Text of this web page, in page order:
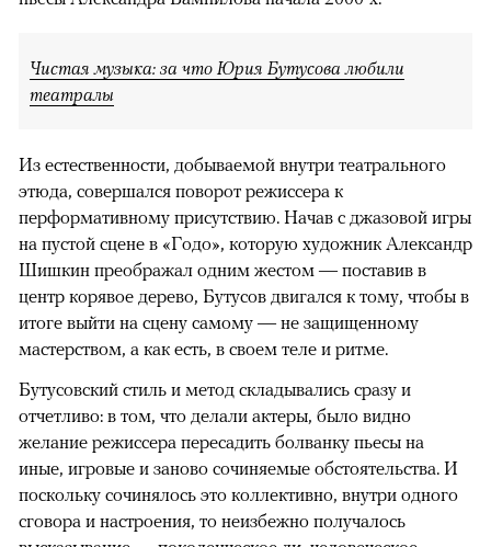
Чистая музыка: за что Юрия Бутусова любили
театралы
Из естественности, добываемой внутри театрального
этюда, совершался поворот режиссера к
перформативному присутствию. Начав с джазовой игры
на пустой сцене в «Годо», которую художник Александр
Шишкин преображал одним жестом — поставив в
центр корявое дерево, Бутусов двигался к тому, чтобы в
итоге выйти на сцену самому — не защищенному
мастерством, а как есть, в своем теле и ритме.
Бутусовский стиль и метод складывались сразу и
отчетливо: в том, что делали актеры, было видно
желание режиссера пересадить болванку пьесы на
иные, игровые и заново сочиняемые обстоятельства. И
поскольку сочинялось это коллективно, внутри одного
сговора и настроения, то неизбежно получалось